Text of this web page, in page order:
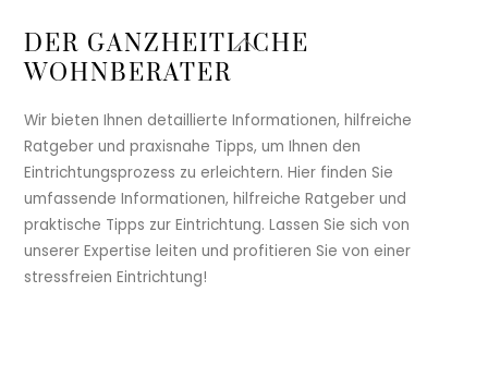
Back
DER GANZHEITLICHE
WOHNBERATER
Wir bieten Ihnen detaillierte Informationen, hilfreiche
Ratgeber und praxisnahe Tipps, um Ihnen den
Eintrichtungsprozess zu erleichtern. Hier finden Sie
umfassende Informationen, hilfreiche Ratgeber und
praktische Tipps zur Eintrichtung. Lassen Sie sich von
unserer Expertise leiten und profitieren Sie von einer
stressfreien Eintrichtung!